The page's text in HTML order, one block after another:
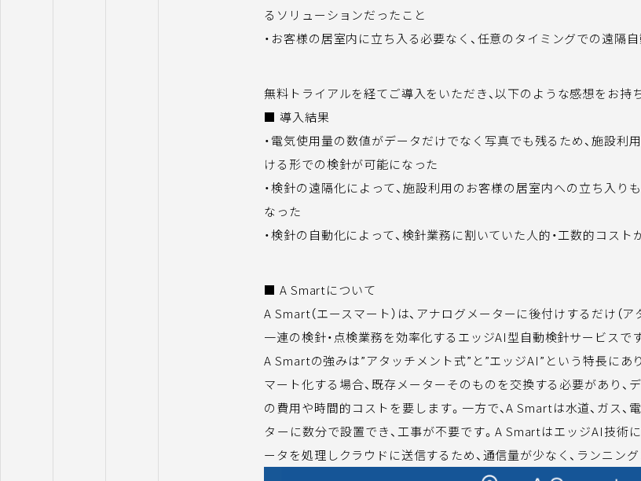
るソリューションだったこと
・お客様の居室内に立ち入る必要なく、任意のタイミングでの遠隔
無料トライアルを経てご導入をいただき、以下のような感想をお持
■ 導入結果
・電気使用量の数値がデータだけでなく写真でも残るため、施設利
ける形での検針が可能になった
・検針の遠隔化によって、施設利用のお客様の居室内への立ち入り
なった
・検針の自動化によって、検針業務に割いていた人的・工数的コスト
■ A Smartについて
A Smart（エースマート）は、アナログメーターに後付けするだけ（ア
一連の検針・点検業務を効率化するエッジAI型自動検針サービスです
A Smartの強みは”アタッチメント式”と”エッジAI”という特長にあ
マート化する場合、既存メーターそのものを交換する必要があり、
の費用や時間的コストを要します。一方で、A Smartは水道、ガス、
ターに数分で設置でき、工事が不要です。A SmartはエッジAI技術
ータを処理しクラウドに送信するため、通信量が少なく、ランニン